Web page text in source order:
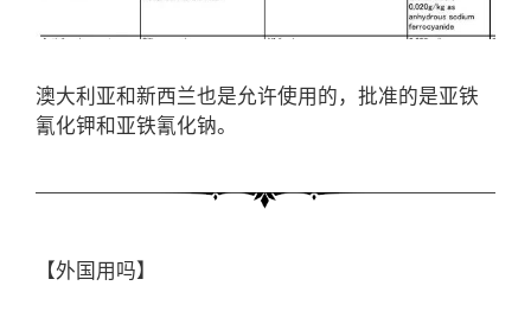
澳大利亚和新西兰也是允许使用的，批准的是亚铁
氰化钾和亚铁氰化钠。
【外国用吗】